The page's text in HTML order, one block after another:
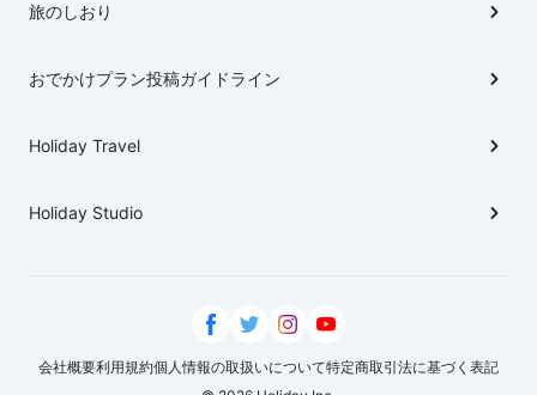
旅のしおり
おでかけプラン投稿ガイドライン
Holiday Travel
Holiday Studio
会社概要利用規約個人情報の取扱いについて特定商取引法に基づく表記